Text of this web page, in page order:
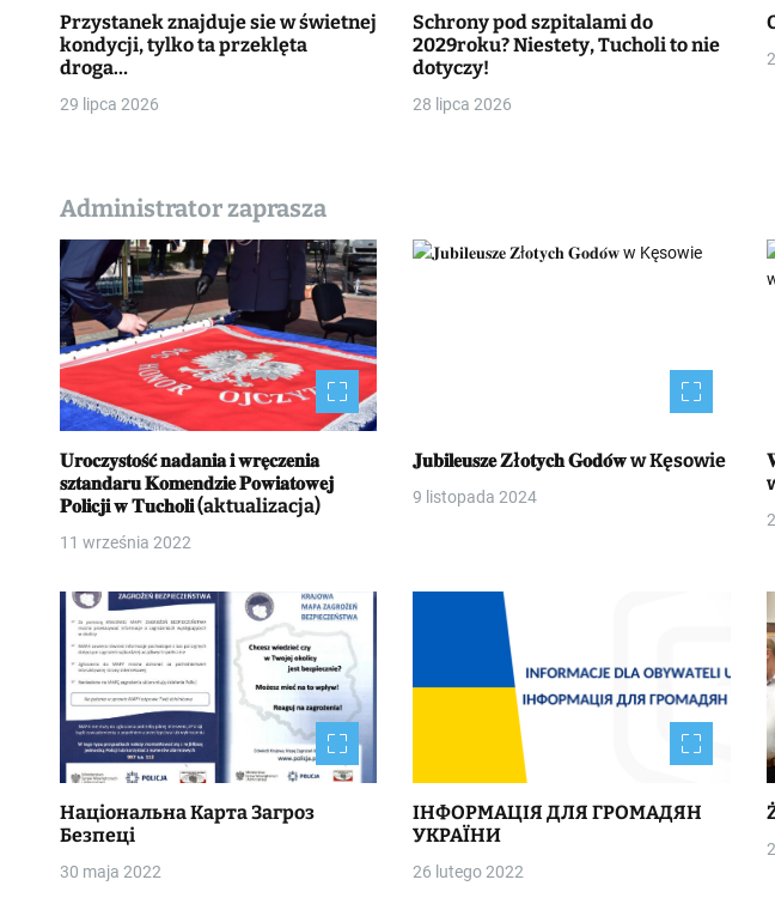
Przystanek znajduje sie w świetnej
kondycji, tylko ta przeklęta
droga…
29 lipca 2026
Schrony pod szpitalami do
2029roku? Niestety, Tucholi to nie
dotyczy!
28 lipca 2026
Administrator zaprasza
𝐔𝐫𝐨𝐜𝐳𝐲𝐬𝐭𝐨𝐬́𝐜́ 𝐧𝐚𝐝𝐚𝐧𝐢𝐚 𝐢 𝐰𝐫𝐞̨𝐜𝐳𝐞𝐧𝐢𝐚
𝐬𝐳𝐭𝐚𝐧𝐝𝐚𝐫𝐮 𝐊𝐨𝐦𝐞𝐧𝐝𝐳𝐢𝐞 𝐏𝐨𝐰𝐢𝐚𝐭𝐨𝐰𝐞𝐣
𝐏𝐨𝐥𝐢𝐜𝐣𝐢 𝐰 𝐓𝐮𝐜𝐡𝐨𝐥𝐢 (aktualizacja)
11 września 2022
𝐉𝐮𝐛𝐢𝐥𝐞𝐮𝐬𝐳𝐞 𝐙ł𝐨𝐭𝐲𝐜𝐡 𝐆𝐨𝐝𝐨́𝐰 w Kęsowie
9 listopada 2024
Національна Kapтa Загроз
Безпеці
30 maja 2022
ІНФОРМАЦІЯ ДЛЯ ГРОМАДЯН
УКРАЇНИ
26 lutego 2022